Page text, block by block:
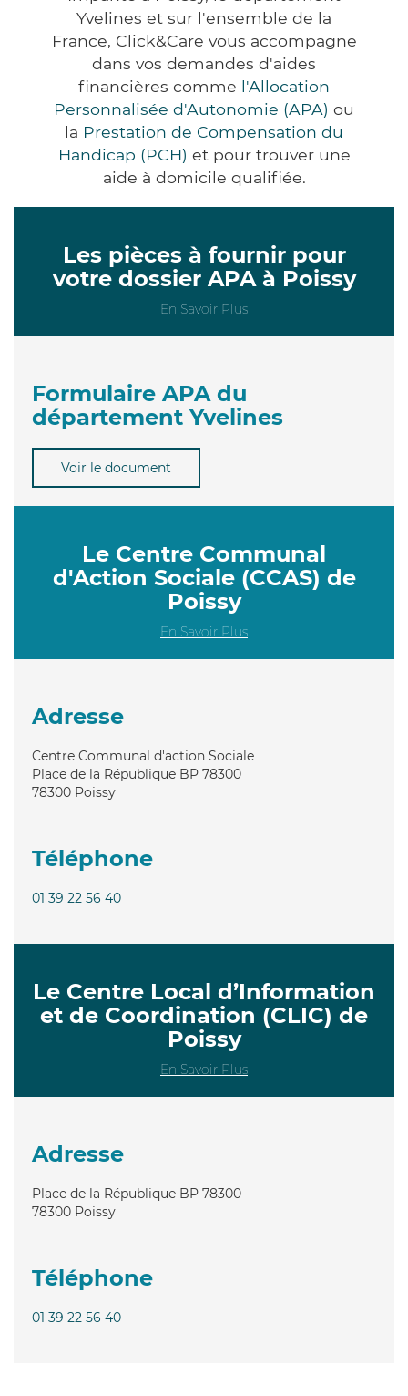
Yvelines et sur l'ensemble de la
France, Click&Care vous accompagne
dans vos demandes d'aides
financières comme l'Allocation
Personnalisée d'Autonomie (APA) ou
la Prestation de Compensation du
Handicap (PCH) et pour trouver une
aide à domicile qualifiée.
Les pièces à fournir pour
votre dossier APA à Poissy
En Savoir Plus
Formulaire APA du
département Yvelines
Voir le document
Le Centre Communal
d'Action Sociale (CCAS) de
Poissy
En Savoir Plus
Adresse
Centre Communal d'action Sociale
Place de la République BP 78300
78300 Poissy
Téléphone
01 39 22 56 40
Le Centre Local d’Information
et de Coordination (CLIC) de
Poissy
En Savoir Plus
Adresse
Place de la République BP 78300
78300 Poissy
Téléphone
01 39 22 56 40